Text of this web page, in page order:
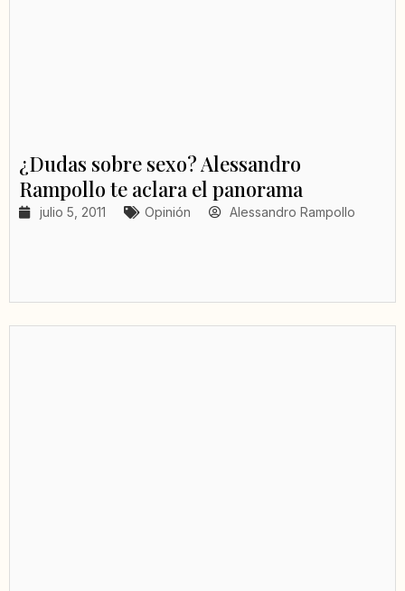
¿Dudas sobre sexo? Alessandro
Rampollo te aclara el panorama
julio 5, 2011 Opinión Alessandro Rampollo